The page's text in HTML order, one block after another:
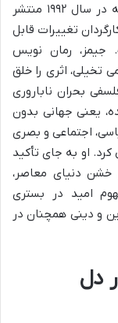
(P.D. James) نوشته شده است. این رمان که در سال ۱۹۹۲ منتشر
تغییرات قابل
جیمز، رمان نویس
تخیلی، اثری را خلق
بحران ناباروری
یعنی جهانی بدون
اجتماعی و بصری
کرد. او به جای تأکید
خشن دنیای معاصر،
امید در بستری
و دینی همچنان در
دل